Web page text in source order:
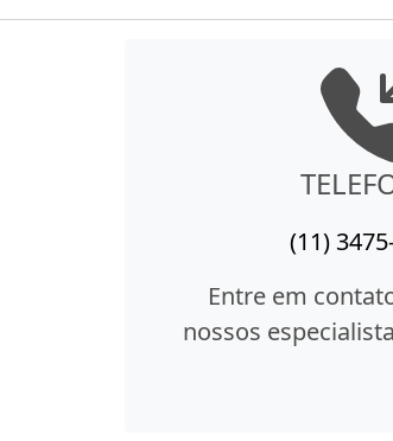
(11)
Entre em
nossos